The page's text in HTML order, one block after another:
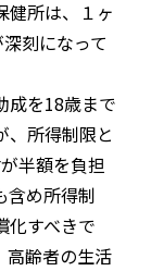
健所は、１ヶ
刻になって
成を18歳まで
、所得制限と
半額を負担
含め所得制
化すべきで
高齢者の生活